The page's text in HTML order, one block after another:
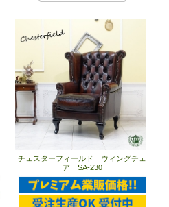
チェスターフィールド ウィングチェ
ア SA-230